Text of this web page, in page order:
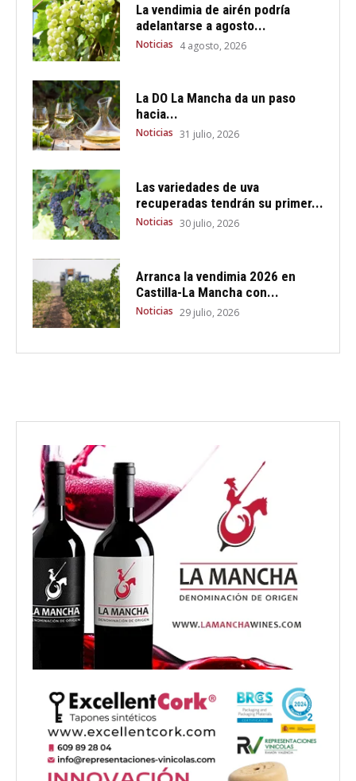
La vendimia de airén podría
adelantarse a agosto...
Noticias 4 agosto, 2026
La DO La Mancha da un paso
hacia...
Noticias 31 julio, 2026
Las variedades de uva
recuperadas tendrán su primer...
Noticias 30 julio, 2026
Arranca la vendimia 2026 en
Castilla-La Mancha con...
Noticias 29 julio, 2026